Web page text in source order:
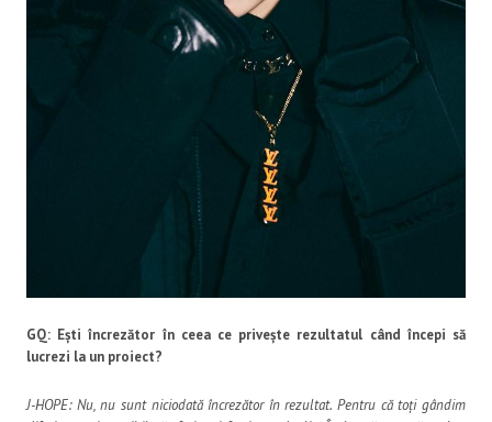
GQ: Ești încrezător în ceea ce privește rezultatul când începi să
lucrezi la un proiect?
J-HOPE: Nu, nu sunt niciodată încrezător în rezultat. Pentru că toți gândim